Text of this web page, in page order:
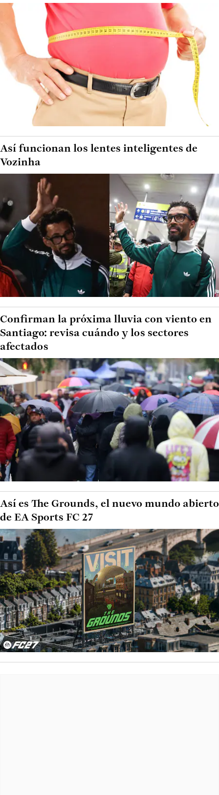
Así funcionan los lentes inteligentes de
Vozinha
Confirman la próxima lluvia con viento en
Santiago: revisa cuándo y los sectores
afectados
Así es The Grounds, el nuevo mundo abierto
de EA Sports FC 27